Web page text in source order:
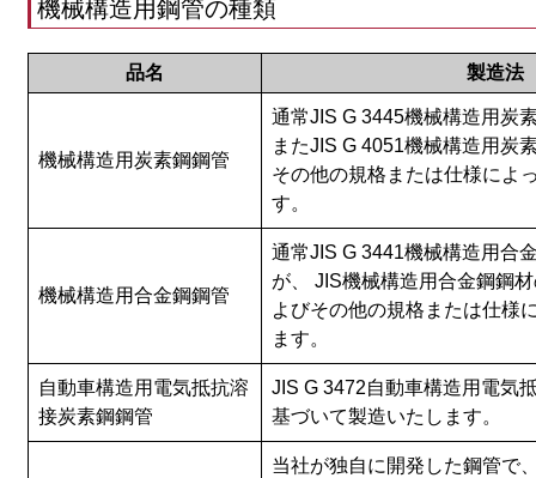
機械構造用鋼管の種類
品名 製造法
機械構造用炭素鋼鋼管
通常JIS G 3445機械構造用炭
またJIS G 4051機械構造用炭
その他の規格または仕様によ
す。
機械構造用合金鋼鋼管
通常JIS G 3441機械構造用合
が、 JIS機械構造用合金鋼鋼
よびその他の規格または仕様
ます。
自動車構造用電気抵抗溶
接炭素鋼鋼管
JIS G 3472自動車構造用電気
基づいて製造いたします。
当社が独自に開発した鋼管で